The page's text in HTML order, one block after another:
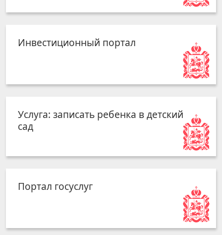
Инвестиционный портал
Услуга: записать ребенка в детский
сад
Портал госуслуг